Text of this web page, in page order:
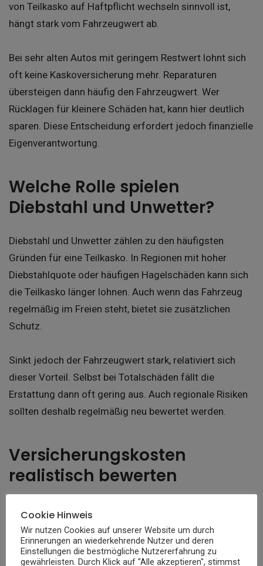
von Teilkasko auf Haftpflicht wechseln sinnvoll ist,
hängt stark vom Fahrzeugwert ab.
Bei sehr alten Autos mit geringem Restwert lohnt sich
oft keine Kaskoversicherung mehr. Reparaturen
übersteigen dann häufig den Fahrzeugwert. Wer
Rücklagen für kleinere Schäden hat, kann hier deutlich
sparen. Diese Entscheidung erfordert jedoch finanzielle
Eigenverantwortung.
Welche Rolle spielen
Diebstahl und Unwetter?
Diebstahl und Unwetter zählen zu den häufigsten
Gründen für eine Teilkasko. In Regionen mit hoher
Diebstahlquote oder häufigen Hagelschäden kann sich
die Teilkasko länger lohnen. Auch wenn das Fahrzeug
regelmäßig im Freien steht, bietet sie zusätzlichen
Schutz.
Sinkt jedoch der Fahrzeugwert stark, relativiert sich
dieser Vorteil. Selbst bei Totalschäden fällt die
Erstattung dann oft gering aus. Auch regionale Risiken
sollten deshalb regelmäßig neu bewertet werden.
Versicherungskosten
realistisch bewerten
Viele Autofahrer behalten ihre Versicherung jahrelang
unverändert bei. Dabei ändern sich Fahrzeugwert,
Nutzung und persönliche Situation kontinuierlich. Eine
regelmäßige Überprüfung der Autoversicherung hilft,
Cookie Hinweis
Wir nutzen Cookies auf unserer Website um durch
Erinnerungen an wiederkehrende Nutzer und deren
Einstellungen die bestmögliche Nutzererfahrung zu
gewährleisten. Durch Klick auf "Alle akzeptieren", stimmst